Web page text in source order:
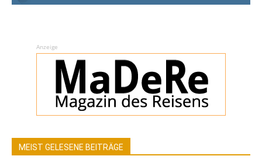
Anzeige
MEIST GELESENE BEITRÄGE